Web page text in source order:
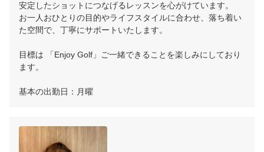
安定したショットにつなげるレッスンを心がけています。
お一人おひとりの目的やライフスタイルに合わせ、落ち着い
た空間で、丁寧にサポートいたします。
目標は 「Enjoy Golf」ご一緒できることを楽しみにしており
ます。
基本の出勤日：月曜